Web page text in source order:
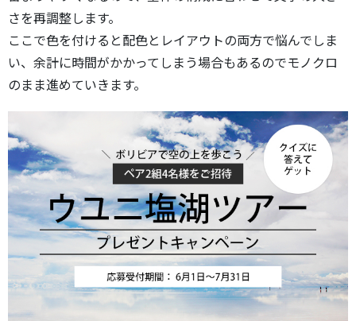
さを再調整します。
ここで色を付けると配色とレイアウトの両方で悩んでしま
い、余計に時間がかかってしまう場合もあるのでモノクロ
のまま進めていきます。